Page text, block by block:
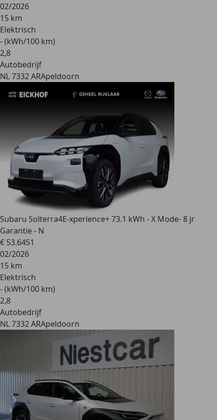
02/2026
15 km
Elektrisch
- (kWh/100 km)
2,8
Autobedrijf
NL 7332 ARApeldoorn
Subaru Solterra4E-xperience+ 73.1 kWh - X Mode- 8 jr
Garantie - N
€ 53.6451
02/2026
15 km
Elektrisch
- (kWh/100 km)
2,8
Autobedrijf
NL 7332 ARApeldoorn